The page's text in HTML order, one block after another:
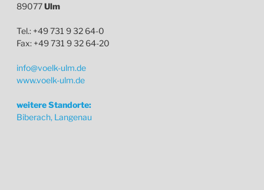
89077Ulm
Tel.: +49 731 9 32 64-0
Fax: +49 731 9 32 64-20
info@voelk-ulm.de
www.voelk-ulm.de
weitere Standorte:
Biberach, Langenau